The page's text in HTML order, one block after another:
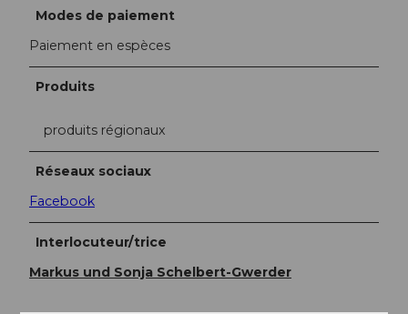
Modes de paiement
Paiement en espèces
Produits
produits régionaux
Réseaux sociaux
Facebook
Interlocuteur/trice
Markus und Sonja Schelbert-Gwerder